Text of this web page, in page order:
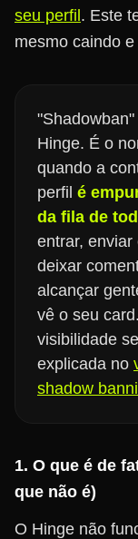
seu perfil . Este
mesmo caindo
Hinge. É o
quando a
perfil é
da fila de
entrar, enviar
deixar
alcançar
vê o seu
visibilidade
explicada no
shadow
1. O que é de
que não é)
O Hinge não